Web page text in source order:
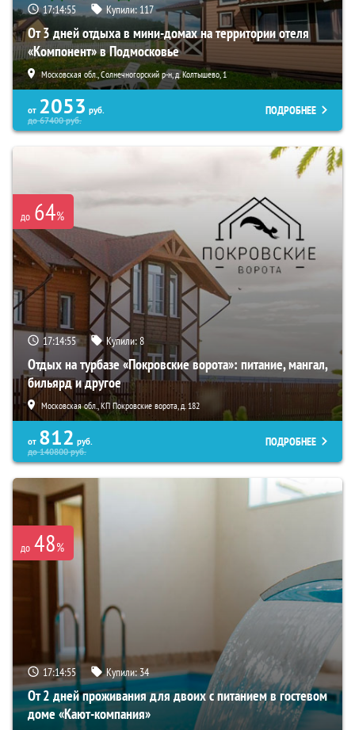
17:14:53 Купили: 117
От 3 дней отдыха в мини-домах на территории отеля
«Компонент» в Подмосковье
Московская обл., Солнечногорский р-н, д. Колтышево, 1
от 2053 руб.
до67400руб.
ПОДРОБНЕЕ
до 64%
17:14:53 Купили:8
Отдых на турбазе «Покровские ворота»: питание, мангал,
бильярд и другое
Московская обл., КП Покровские ворота, д. 182
от 812 руб.
до140800руб.
ПОДРОБНЕЕ
до 48%
17:14:53 Купили:34
От 2 дней проживания для двоих с питанием в гостевом
доме «Кают-компания»